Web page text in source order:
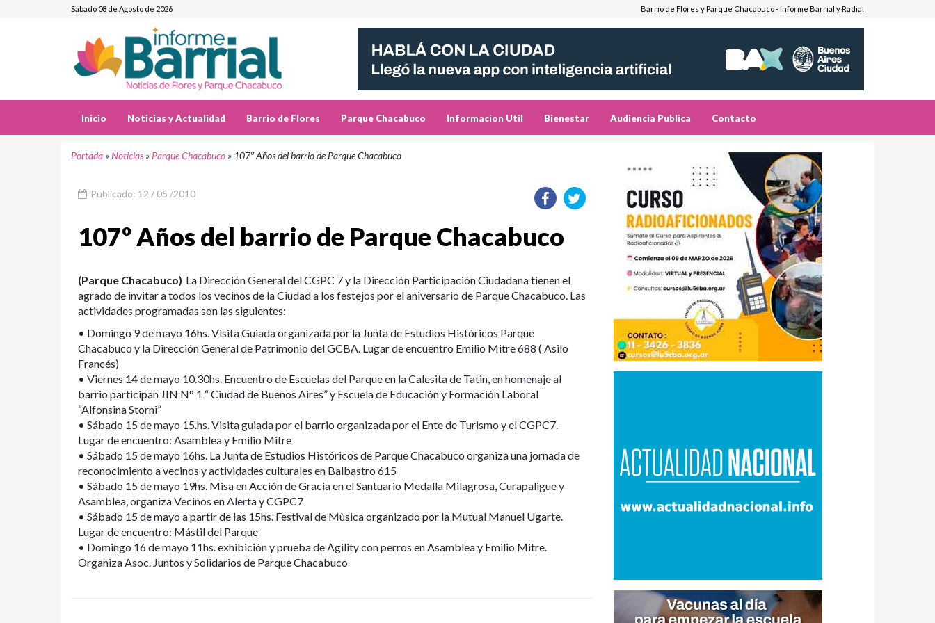
Sabado 08 de Agosto de 2026 Barrio de Flores y Parque Chacabuco - Informe Barrial y Radial
Inicio Noticias y Actualidad Barrio de Flores Parque Chacabuco Informacion Util Bienestar Audiencia Publica Contacto
Portada »Noticias » Parque Chacabuco » 107º Años del barrio de Parque Chacabuco
Publicado: 12 / 05 /2010
107º Años del barrio de Parque Chacabuco
(Parque Chacabuco) La Dirección General del CGPC 7 y la Dirección Participación Ciudadana tienen el
agrado de invitar a todos los vecinos de la Ciudad a los festejos por el aniversario de Parque Chacabuco. Las
actividades programadas son las siguientes:
• Domingo 9 de mayo 16hs. Visita Guiada organizada por la Junta de Estudios Históricos Parque
Chacabuco y la Dirección General de Patrimonio del GCBA. Lugar de encuentro Emilio Mitre 688 ( Asilo
Francés)
• Viernes 14 de mayo 10.30hs. Encuentro de Escuelas del Parque en la Calesita de Tatin, en homenaje al
barrio participan JIN N° 1 “ Ciudad de Buenos Aires” y Escuela de Educación y Formación Laboral
“Alfonsina Storni”
• Sábado 15 de mayo 15.hs. Visita guiada por el barrio organizada por el Ente de Turismo y el CGPC7.
Lugar de encuentro: Asamblea y Emilio Mitre
• Sábado 15 de mayo 16hs. La Junta de Estudios Históricos de Parque Chacabuco organiza una jornada de
reconocimiento a vecinos y actividades culturales en Balbastro 615
• Sábado 15 de mayo 19hs. Misa en Acción de Gracia en el Santuario Medalla Milagrosa, Curapaligue y
Asamblea, organiza Vecinos en Alerta y CGPC7
• Sábado 15 de mayo a partir de las 15hs. Festival de Mùsica organizado por la Mutual Manuel Ugarte.
Lugar de encuentro: Mástil del Parque
• Domingo 16 de mayo 11hs. exhibición y prueba de Agility con perros en Asamblea y Emilio Mitre.
Organiza Asoc. Juntos y Solidarios de Parque Chacabuco